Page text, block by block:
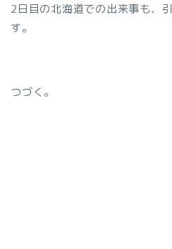
2日目の北海道での出来事も、
す。
つづく。